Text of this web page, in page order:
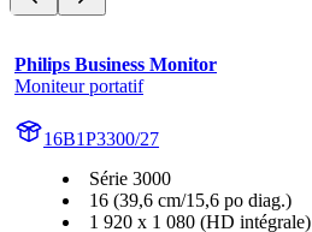
Philips Business Monitor
Moniteur portatif
16B1P3300/27
Série 3000
16 (39,6 cm/15,6 po diag.)
1 920 x 1 080 (HD intégrale)